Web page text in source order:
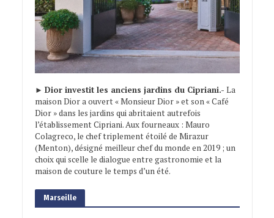
► Dior investit les anciens jardins du Cipriani.- La
maison Dior a ouvert « Monsieur Dior » et son « Café
Dior » dans les jardins qui abritaient autrefois
l’établissement Cipriani. Aux fourneaux : Mauro
Colagreco, le chef triplement étoilé de Mirazur
(Menton), désigné meilleur chef du monde en 2019 ; un
choix qui scelle le dialogue entre gastronomie et la
maison de couture le temps d’un été.
Marseille